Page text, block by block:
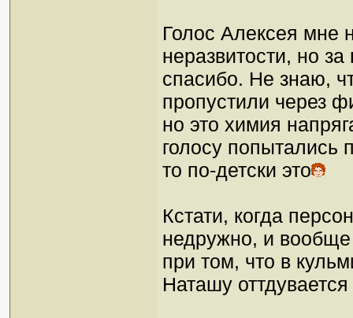
Голос Алексея мне
неразвитости, но
спасибо. Не знаю,
пропустили через
но это химия
голосу попытались
то по-детски это
Кстати, когда
недружно, и
при том, что в
Наташу